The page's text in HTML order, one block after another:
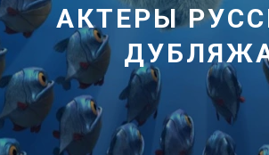
8 800 200-45-51
Заказать звонок
8 800 200-45-51
Заказать звонок
—
АКТЕРЫ